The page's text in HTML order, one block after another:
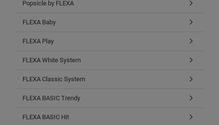
Popsicle by FLEXA
FLEXA Baby
FLEXA Play
FLEXA White System
FLEXA Classic System
FLEXA BASIC Trendy
FLEXA BASIC Hit